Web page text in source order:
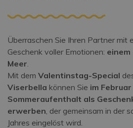
Überraschen Sie Ihren Partner mit
Geschenk voller Emotionen: einem
Meer
Mit dem Valentinstag-Special
Viserbella können Sie im
Sommeraufenthalt als
erwerben , der gemeinsam in der
Jahres eingelöst wird.